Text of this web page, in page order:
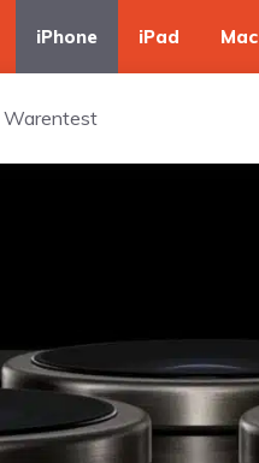
iPhone iPad Mac
Warentest